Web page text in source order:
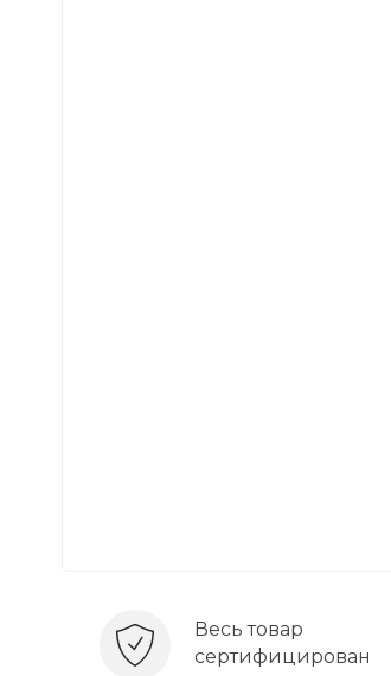
Весь товар
сертифицирован